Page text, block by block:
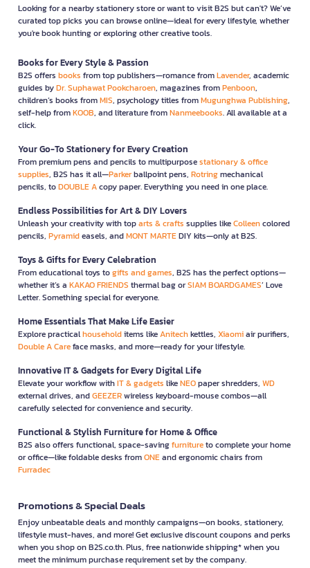
Looking for a nearby stationery store or want to visit B2S but can't? We’ve
curated top picks you can browse online—ideal for every lifestyle, whether
you're book hunting or exploring other creative tools.
Books for Every Style & Passion
B2S offers books from top publishers—romance fromLavender, academic
guides byDr. Suphawat Pookcharoen, magazines fromPenboon,
children’s books fromMIS, psychology titles fromMugunghwa Publishing,
self-help fromKOOB, and literature fromNanmeebooks. All available at a
click.
Your Go-To Stationery for Every Creation
From premium pens and pencils to multipurposestationary & office
supplies, B2S has it all—Parkerballpoint pens, Rotringmechanical
pencils, toDOUBLE Acopy paper. Everything you need in one place.
Endless Possibilities for Art & DIY Lovers
Unleash your creativity with toparts & crafts supplies likeColleencolored
pencils, Pyramideasels, andMONT MARTEDIY kits—only at B2S.
Toys & Gifts for Every Celebration
From educational toys togifts and games, B2S has the perfect options—
whether it’s a KAKAO FRIENDS thermal bag orSIAM BOARDGAMES’ Love
Letter. Something special for everyone.
Home Essentials That Make Life Easier
Explore practicalhouseholditems likeAnitechkettles, Xiaomiair purifiers,
Double A Careface masks, and more—ready for your lifestyle.
Innovative IT & Gadgets for Every Digital Life
Elevate your workflow withIT & gadgets likeNEOpaper shredders, WD
external drives, andGEEZERwireless keyboard-mouse combos—all
carefully selected for convenience and security.
Functional & Stylish Furniture for Home & Office
B2S also offers functional, space-savingfurnitureto complete your home
or office—like foldable desks fromONEand ergonomic chairs from
Furradec
Promotions & Special Deals
Enjoy unbeatable deals and monthly campaigns—on books, stationery,
lifestyle must-haves, and more! Get exclusive discount coupons and perks
when you shop on B2S.co.th. Plus, free nationwide shipping* when you
meet the minimum purchase requirement set by the company.